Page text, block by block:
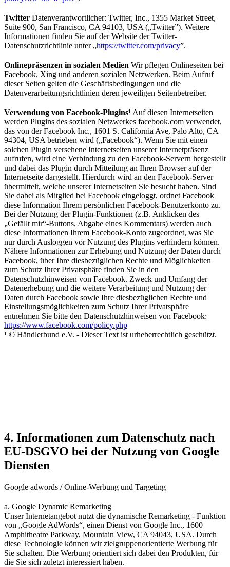
Twitter Datenverantwortlicher: Twitter, Inc., 1355 Market Street,
Suite 900, San Francisco, CA 94103, USA („Twitter”). Weitere
Informationen finden Sie auf der Website der Twitter-
Datenschutzrichtlinie unter „https://twitter.com/privacy”.
Onlinepräsenzen in sozialen Medien Wir pflegen Onlineseiten bei
Facebook, Xing und anderen sozialen Netzwerken. Beim Aufruf
dieser Seiten gelten die Geschäftsbedingungen und die
Datenverarbeitungsrichtlinien deren jeweiligen Seitenbetreiber.
Verwendung von Facebook-Plugins¹ Auf diesen Internetseiten
werden Plugins des sozialen Netzwerkes facebook.com verwendet,
das von der Facebook Inc., 1601 S. California Ave, Palo Alto, CA
94304, USA betrieben wird („Facebook“). Wenn Sie mit einen
solchen Plugin versehene Internetseiten unserer Internetpräsenz
aufrufen, wird eine Verbindung zu den Facebook-Servern hergestellt
und dabei das Plugin durch Mitteilung an Ihren Browser auf der
Internetseite dargestellt. Hierdurch wird an den Facebook-Server
übermittelt, welche unserer Internetseiten Sie besucht haben. Sind
Sie dabei als Mitglied bei Facebook eingeloggt, ordnet Facebook
diese Information Ihrem persönlichen Facebook-Benutzerkonto zu.
Bei der Nutzung der Plugin-Funktionen (z.B. Anklicken des
„Gefällt mir“-Buttons, Abgabe eines Kommentars) werden auch
diese Informationen Ihrem Facebook-Konto zugeordnet, was Sie
nur durch Ausloggen vor Nutzung des Plugins verhindern können.
Nähere Informationen zur Erhebung und Nutzung der Daten durch
Facebook, über Ihre diesbezüglichen Rechte und Möglichkeiten
zum Schutz Ihrer Privatsphäre finden Sie in den
Datenschutzhinweisen von Facebook. Zweck und Umfang der
Datenerhebung und die weitere Verarbeitung und Nutzung der
Daten durch Facebook sowie Ihre diesbezüglichen Rechte und
Einstellungsmöglichkeiten zum Schutz Ihrer Privatsphäre
entnehmen Sie bitte den Datenschutzhinweisen von Facebook:
https://www.facebook.com/policy.php
¹ © Händlerbund e.V. - Dieser Text ist urheberrechtlich geschützt.
4. Informationen zum Datenschutz nach
EU-DSGVO bei der Nutzung von Google
Diensten
Google adwords / Online-Werbung und Targeting
a. Google Dynamic Remarketing
Unser Internetangebot nutzt die dynamische Remarketing - Funktion
von „Google AdWords“, einen Dienst von Google Inc., 1600
Amphitheatre Parkway, Mountain View, CA 94043, USA. Durch
diese Technologie können wir zielgruppenorientierte Werbung für
Sie schalten. Die Werbung orientiert sich dabei den Produkten, für
die Sie sich zuletzt interessiert haben.